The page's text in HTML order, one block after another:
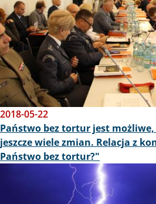
2018-05-22
Państwo bez tortur jest
jeszcze wiele zmian. Relacja z
Państwo bez tortur?"